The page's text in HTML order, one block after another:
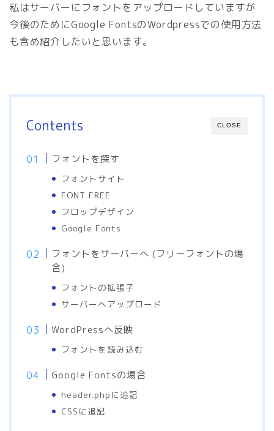
私はサーバーにフォントをアップロードしていますが
今後のためにGoogle FontsのWordpressでの使用方法
も含め紹介したいと思います。
CLOSE
Contents
フォントを探す
フォントサイト
FONT FREE
フロップデザイン
Google Fonts
フォントをサーバーへ (フリーフォントの場
合)
フォントの拡張子
サーバーへアップロード
WordPressへ反映
フォントを読み込む
Google Fontsの場合
header.phpに追記
CSSに追記